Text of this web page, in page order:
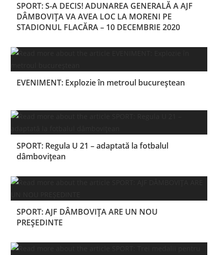
SPORT: S-A DECIS! ADUNAREA GENERALĂ A AJF
DÂMBOVIȚA VA AVEA LOC LA MORENI PE
STADIONUL FLACĂRA – 10 DECEMBRIE 2020
EVENIMENT: Explozie în metroul bucureștean
SPORT: Regula U 21 – adaptată la fotbalul
dâmbovițean
SPORT: AJF DÂMBOVIȚA ARE UN NOU
PREȘEDINTE